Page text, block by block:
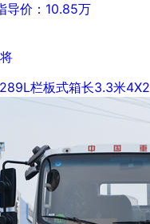
导价：10.85万
栏板式箱长3.3米4X2